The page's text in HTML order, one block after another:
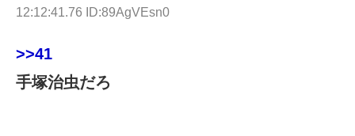
12:12:41.76 ID:89AgVEsn0
>>41
手塚治虫だろ